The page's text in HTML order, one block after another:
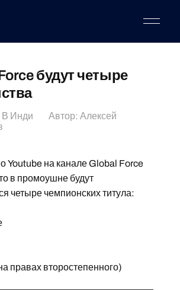
будут четыре
В Инди Автор: Алексей
Youtube на канале Global Force
в промоушне будут
четыре чемпионских титула:
правах второстепенного)